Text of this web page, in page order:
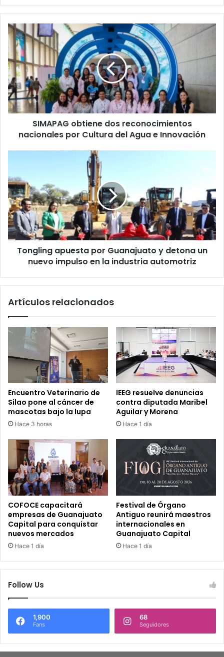
SIMAPAG
obtiene
dos
reconocimientos
nacionales
por
Cultura
del
Agua
Innovación
SIMAPAG obtiene dos reconocimientos
nacionales por Cultura del Agua e Innovación
por
Guanajuato
y
detona
un
nuevo
impulso
Tongling apuesta por Guanajuato y detona un
nuevo impulso en la industria automotriz
Artículos relacionados
Encuentro Veterinario de
Silao pone al cáncer de
mascotas bajo la lupa
Hace 3 horas
IEEG resuelve denuncias
contra diputada Maribel
Aguilar y Morena
Hace 1 día
COFOCE capacitará
empresas de Guanajuato
Capital para conquistar
nuevos mercados
Hace 1 día
Festival de Órgano
Antiguo reunirá maestros
internacionales en
Guanajuato Capital
Hace 1 día
Follow Us
1,900
Fans
68
Seguidores